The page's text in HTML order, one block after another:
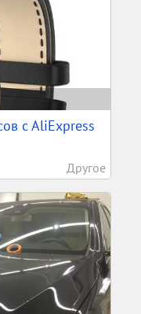
c AliExpress
Другое